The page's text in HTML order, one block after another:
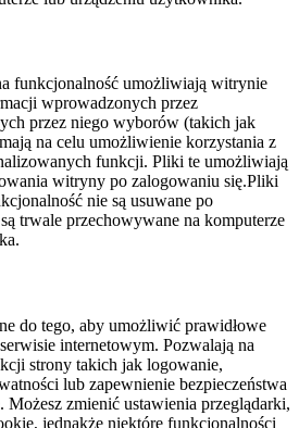
funkcjonalność umożliwiają witrynie
wprowadzonych przez
przez niego wyborów (takich jak
na celu umożliwienie korzystania z
funkcji. Pliki te umożliwiają
witryny po zalogowaniu się.Pliki
nie są usuwane po
trwale przechowywane na komputerze
do tego, aby umożliwić prawidłowe
internetowym. Pozwalają na
strony takich jak logowanie,
lub zapewnienie bezpieczeństwa
Możesz zmienić ustawienia przeglądarki,
jednakże niektóre funkcjonalności